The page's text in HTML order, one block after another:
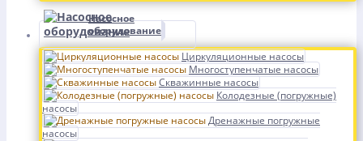
Насосное
оборудование
Циркуляционные насосы
Многоступенчатые насосы
Скважинные насосы
Колодезные (погружные)
насосы
Дренажные погружные
насосы